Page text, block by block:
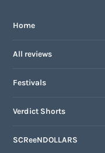
Home
All reviews
Festivals
Verdict Shorts
SCReeNDOLLARS